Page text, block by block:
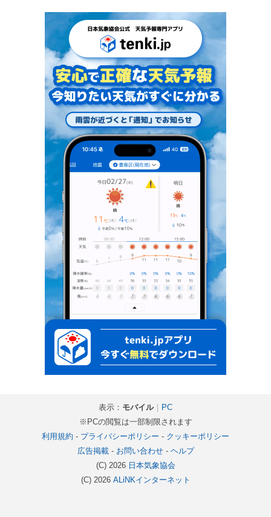
表示： モバイル｜
PC
※PCの閲覧は一部制限されます
利用規約 - プライバシーポリシー - クッキーポリシー
広告掲載- お問い合わせ- ヘルプ
(C) 2026 日本気象協会
(C) 2026 ALiNKインターネット